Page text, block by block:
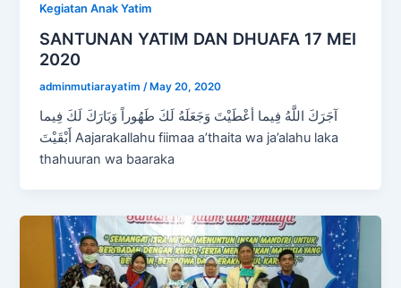
Kegiatan Anak Yatim
SANTUNAN YATIM DAN DHUAFA 17 MEI
2020
adminmutiarayatim/ May 20, 2020
آجَرَكَ اللَّهُ فِيما أعْطَيْتَ وَجَعَلَهُ لَكَ طَهُوراً وَبَارَكَ لَكَ فِيما
أَبْقَيْتَ Aajarakallahu fiimaa a’thaita wa ja’alahu laka
thahuuran wa baaraka